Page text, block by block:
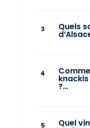
Quels
?…
Quel